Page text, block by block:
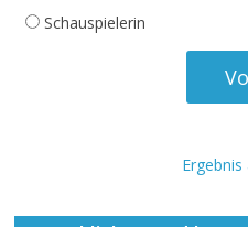
Schauspielerin
Ergebnis